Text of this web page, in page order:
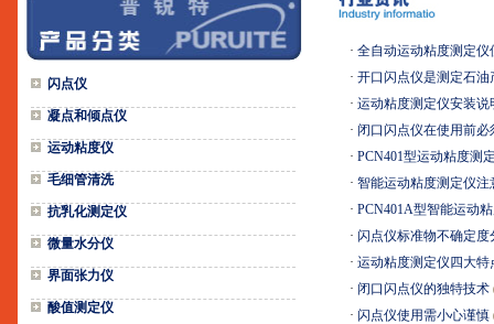
闪点仪
凝点和倾点仪
运动粘度仪
毛细管清洗
抗乳化测定仪
微量水分仪
界面张力仪
酸值测定仪
· 全自动运动粘度测定仪
· 开口闪点仪是测定石油
· 运动粘度测定仪安装说
· 闭口闪点仪在使用前必
· PCN401型运动粘度测
· 智能运动粘度测定仪注
· PCN401A型智能运动
· 闪点仪标准物不确定度
· 运动粘度测定仪四大特
· 闭口闪点仪的独特技术
· 闪点仪使用需小心谨慎